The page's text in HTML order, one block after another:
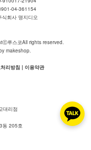
04-361154
식회사 명지디오
루스코All rights reserved.
makeshop.
리방침 | 이용약관
대리점
동 205호